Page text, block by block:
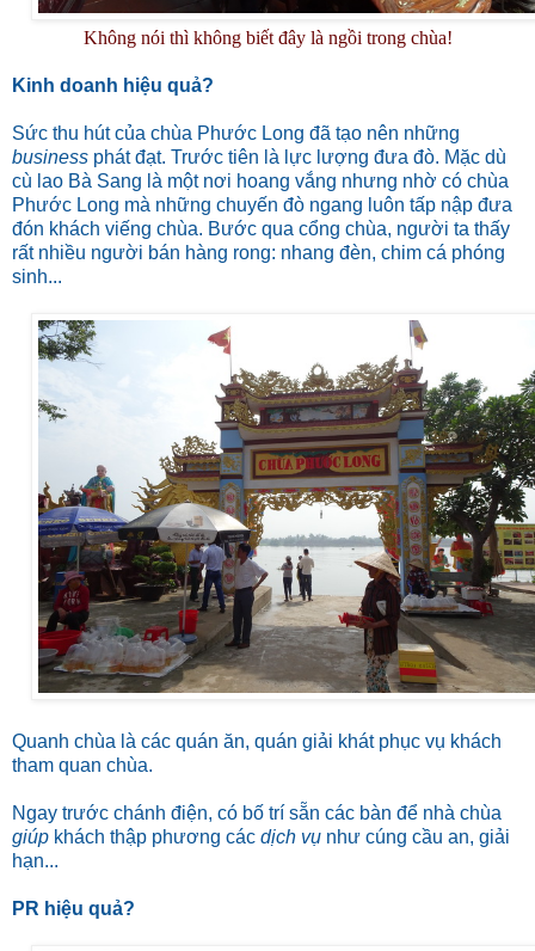
Không nói thì không biết đây là ngồi trong chùa!
Kinh doanh hiệu quả?
Sức thu hút của chùa Phước Long đã tạo nên những
business phát đạt. Trước tiên là lực lượng đưa đò. Mặc dù
cù lao Bà Sang là một nơi hoang vắng nhưng nhờ có chùa
Phước Long mà những chuyến đò ngang luôn tấp nập đưa
đón khách viếng chùa. Bước qua cổng chùa, người ta thấy
rất nhiều người bán hàng rong: nhang đèn, chim cá phóng
sinh...
Quanh chùa là các quán ăn, quán giải khát phục vụ khách
tham quan chùa.
Ngay trước chánh điện, có bố trí sẵn các bàn để nhà chùa
giúp khách thập phương các dịch vụ như cúng cầu an, giải
hạn...
PR hiệu quả?